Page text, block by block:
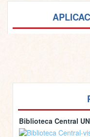
Biblioteca Central